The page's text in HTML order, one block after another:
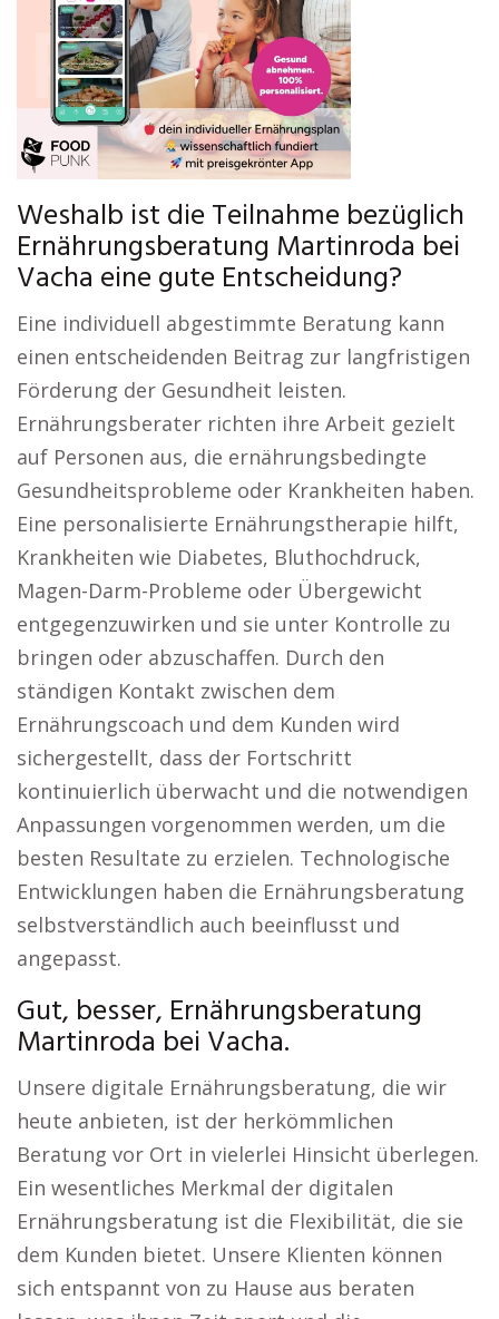
Weshalb ist die Teilnahme bezüglich
Ernährungsberatung Martinroda bei
Vacha eine gute Entscheidung?
Eine individuell abgestimmte Beratung kann
einen entscheidenden Beitrag zur langfristigen
Förderung der Gesundheit leisten.
Ernährungsberater richten ihre Arbeit gezielt
auf Personen aus, die ernährungsbedingte
Gesundheitsprobleme oder Krankheiten haben.
Eine personalisierte Ernährungstherapie hilft,
Krankheiten wie Diabetes, Bluthochdruck,
Magen-Darm-Probleme oder Übergewicht
entgegenzuwirken und sie unter Kontrolle zu
bringen oder abzuschaffen. Durch den
ständigen Kontakt zwischen dem
Ernährungscoach und dem Kunden wird
sichergestellt, dass der Fortschritt
kontinuierlich überwacht und die notwendigen
Anpassungen vorgenommen werden, um die
besten Resultate zu erzielen. Technologische
Entwicklungen haben die Ernährungsberatung
selbstverständlich auch beeinflusst und
angepasst.
Gut, besser, Ernährungsberatung
Martinroda bei Vacha.
Unsere digitale Ernährungsberatung, die wir
heute anbieten, ist der herkömmlichen
Beratung vor Ort in vielerlei Hinsicht überlegen.
Ein wesentliches Merkmal der digitalen
Ernährungsberatung ist die Flexibilität, die sie
dem Kunden bietet. Unsere Klienten können
sich entspannt von zu Hause aus beraten